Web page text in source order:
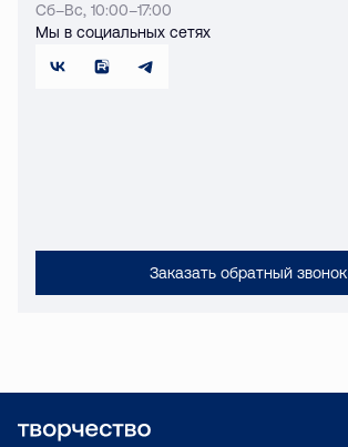
Сб–Вс, 10:00–17:00
Мы в социальных сетях
Заказать обратный звонок